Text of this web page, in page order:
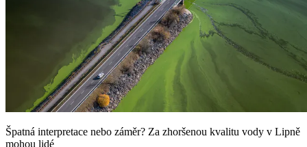
Špatná interpretace nebo záměr? Za zhoršenou kvalitu vody v Lipně
mohou lidé